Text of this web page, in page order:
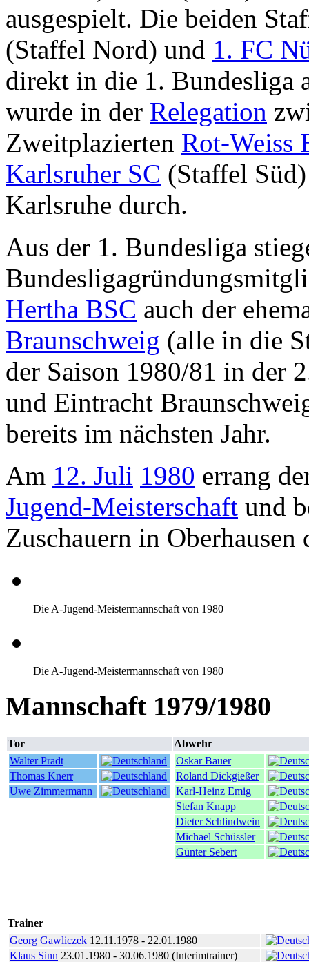
ausgespielt. Die beiden
(Staffel Nord) und 1. FC
direkt in die 1. Bundesliga
wurde in der Relegation
Zweitplazierten Rot-Weiss
Karlsruher SC (Staffel
Karlsruhe durch.
Aus der 1. Bundesliga
Hertha BSC auch der
Braunschweig (alle in die
der Saison 1980/81 in der
und Eintracht
bereits im nächsten Jahr.
Am 12. Juli 1980 errang
Jugend-Meisterschaft und
Zuschauern in Oberhausen
Die A-Jugend-Meistermannschaft von 1980
Die A-Jugend-Meistermannschaft von 1980
Mannschaft 1979/1980
Tor
Abwehr
Walter Pradt
Thomas Knerr
Uwe Zimmermann
Oskar Bauer
Roland Dickgießer
Karl-Heinz Emig
Stefan Knapp
Dieter Schlindwein
Michael Schüssler
Günter Sebert
Trainer
Georg Gawliczek 12.11.1978 - 22.01.1980
Klaus Sinn 23.01.1980 - 30.06.1980 (Interimtrainer)